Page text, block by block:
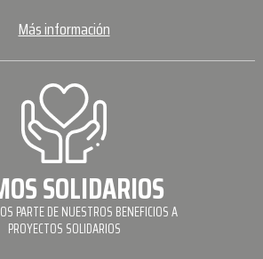
Más información
SOLIDARIOS
PARTE DE NUESTROS BENEFICIOS A
PROYECTOS SOLIDARIOS